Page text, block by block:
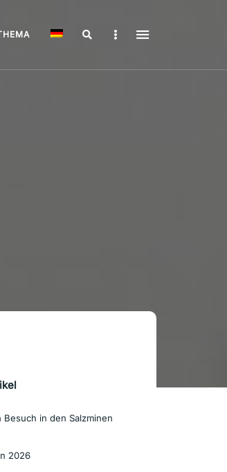
SearchSidebar
in den Salzminen
2026